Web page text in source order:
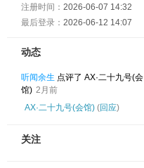
注册时间： 2026-06-07 14:32
最后登录： 2026-06-12 14:07
动态
听闻余生 点评了 ‌AX·二十九号(会
馆) 2月前
‌AX·二十九号(会馆) (回应)
关注